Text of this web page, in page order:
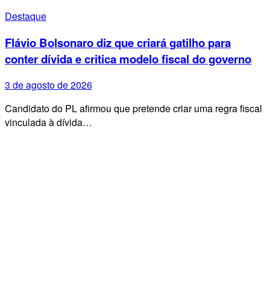
Destaque
Flávio Bolsonaro diz que criará gatilho para
conter dívida e critica modelo fiscal do governo
3 de agosto de 2026
Candidato do PL afirmou que pretende criar uma regra fiscal
vinculada à dívida…